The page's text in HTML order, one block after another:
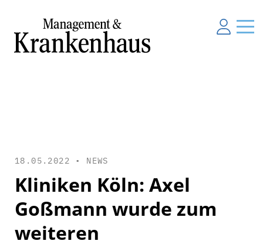
18.05.2022 • NEWS
Kliniken Köln: Axel
Goßmann wurde zum
weiteren